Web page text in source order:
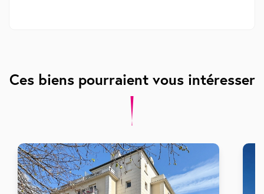
Ces biens pourraient vous intéresser